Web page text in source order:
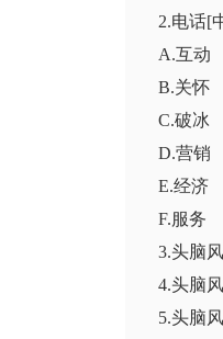
2.电话[
A.互动
B.关怀
C.破冰
D.营销
E.经济
F.服务
3.头脑
4.头脑
5.头脑